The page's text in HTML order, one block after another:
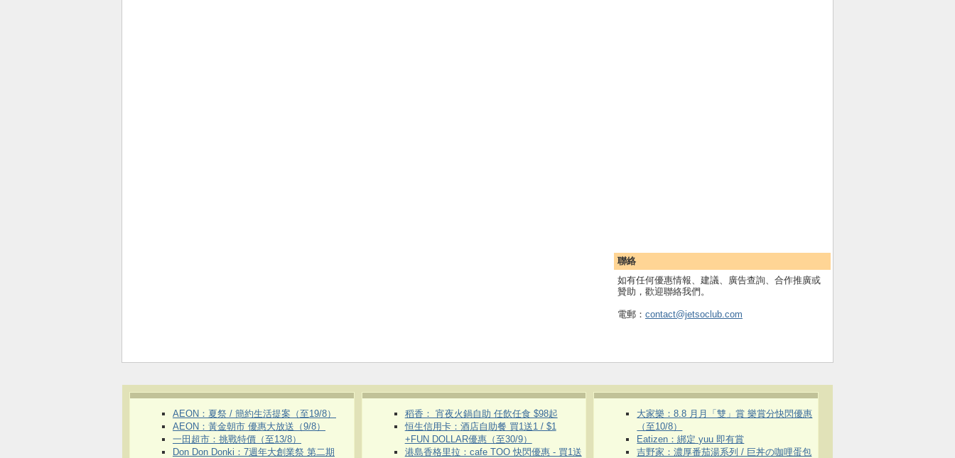
聯絡
如有任何優惠情報、建議、廣告查詢、合作推廣或
贊助，歡迎聯絡我們。
電郵： contact@jetsoclub.com
AEON：夏祭 / 簡約生活提案（至19/8）
AEON：黃金朝市 優惠大放送（9/8）
一田超市：挑戰特價（至13/8）
Don Don Donki：7週年大創業祭 第二期
稻香： 宵夜火鍋自助 任飲任食 $98起
恒生信用卡：酒店自助餐 買1送1 / $1
+FUN DOLLAR優惠（至30/9）
港島香格里拉：cafe TOO 快閃優惠 - 買1送
大家樂：8.8 月月「雙」賞 樂賞分快閃優惠
（至10/8）
Eatizen：綁定 yuu 即有賞
吉野家：濃厚番茄湯系列 / 巨丼の咖哩蛋包